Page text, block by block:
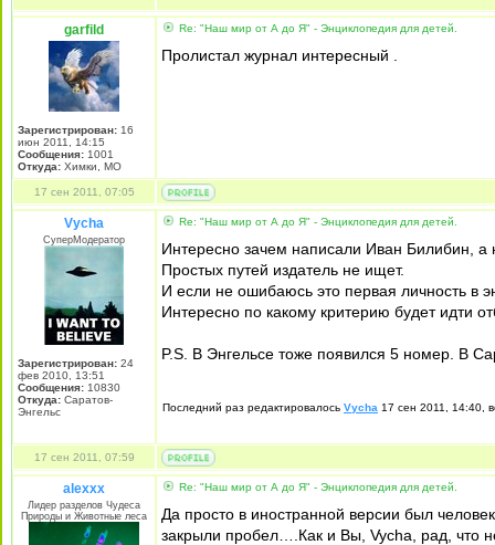
garfild
Зарегистрирован: 16
июн 2011, 14:15
Сообщения: 1001
Откуда: Химки, МО
Re: "Наш мир от А до Я" - Энциклопедия для детей.
Пролистал журнал интересный .
17 сен 2011, 07:05
Vycha
СуперМодератор
Зарегистрирован: 24
фев 2010, 13:51
Сообщения: 10830
Откуда: Саратов-
Энгельс
Re: "Наш мир от А до Я" - Энциклопедия для детей.
Интересно зачем написали Иван Билибин,
Простых путей издатель не ищет.
И если не ошибаюсь это первая личность в
Интересно по какому критерию будет идти
P.S. В Энгельсе тоже появился 5 номер. В
Последний раз редактировалось Vycha 17 сен 2011, 14:40,
17 сен 2011, 07:59
alexxx
Лидер разделов Чудеса
Природы и Животные леса
Re: "Наш мир от А до Я" - Энциклопедия для детей.
Да просто в иностранной версии был
закрыли пробел….Как и Вы, Vycha, рад, что